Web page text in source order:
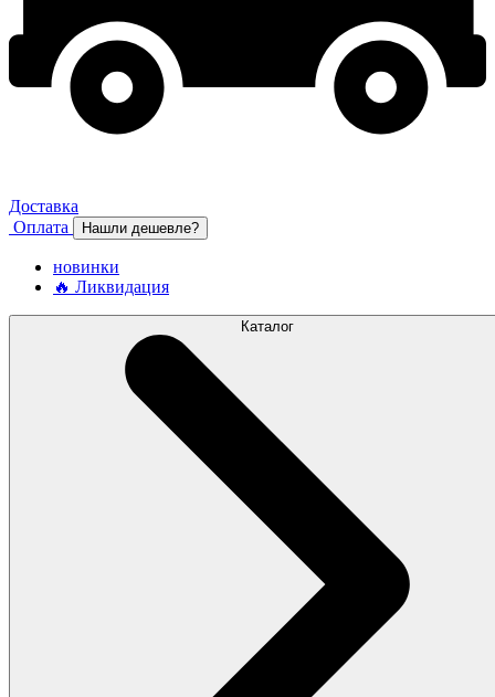
Доставка
Оплата
Нашли дешевле?
новинки
🔥 Ликвидация
Каталог